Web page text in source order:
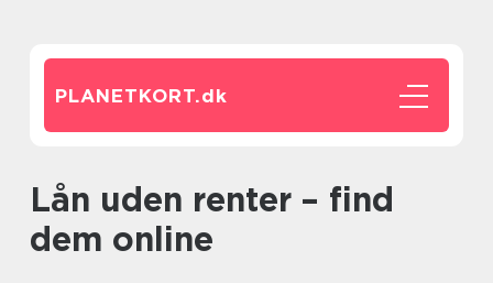
PLANETKORT.dk
Lån uden renter – find
dem online